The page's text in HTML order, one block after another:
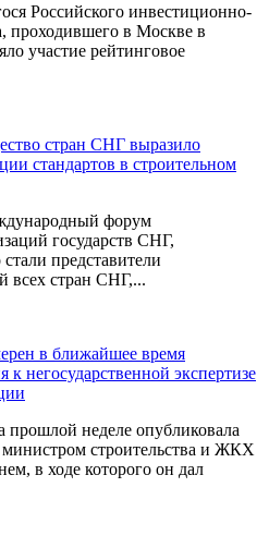
Российского инвестиционно-
проходившего в Москве в
участие рейтинговое
стран СНГ выразило
стандартов в строительном
форум
государств СНГ,
представители
всех стран СНГ,...
в ближайшее время
к негосударственной экспертизе
прошлой неделе опубликовала
строительства и ЖКХ
в ходе которого он дал